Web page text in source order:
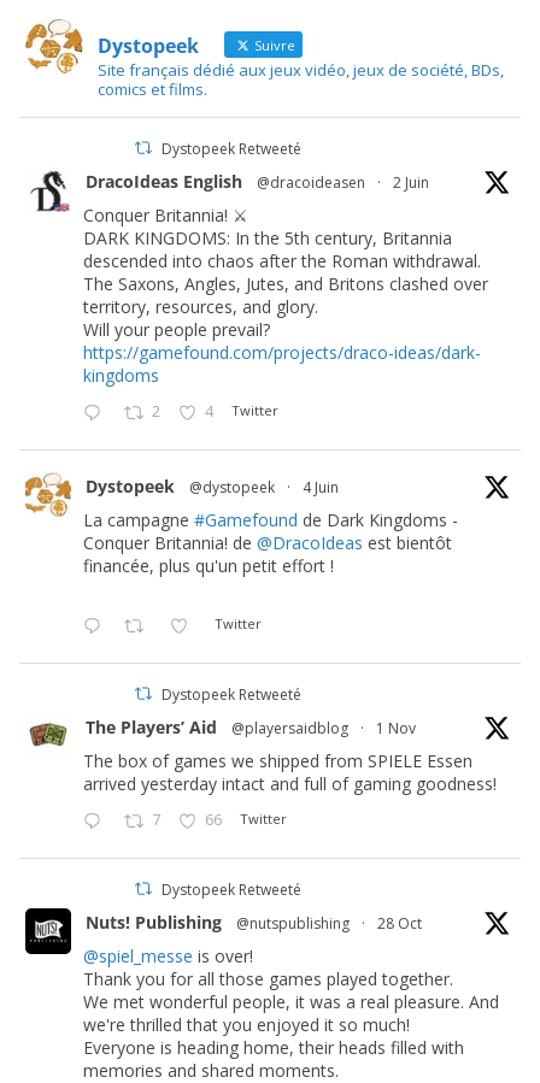
Dystopeek Suivre
Site français dédié aux jeux vidéo, jeux de société, BDs,
comics et films.
Dystopeek Retweeté
DracoIdeas English @dracoideasen · 2 Juin
Conquer Britannia! ⚔️
DARK KINGDOMS: In the 5th century, Britannia
descended into chaos after the Roman withdrawal.
The Saxons, Angles, Jutes, and Britons clashed over
territory, resources, and glory.
Will your people prevail?
https://gamefound.com/projects/draco-ideas/dark-
kingdoms
2 4 Twitter
Dystopeek @dystopeek · 4 Juin
La campagne #Gamefound de Dark Kingdoms -
Conquer Britannia! de @DracoIdeas est bientôt
financée, plus qu'un petit effort !
Twitter
Dystopeek Retweeté
The Players’ Aid @playersaidblog · 1 Nov
The box of games we shipped from SPIELE Essen
arrived yesterday intact and full of gaming goodness!
7 66 Twitter
Dystopeek Retweeté
Nuts! Publishing @nutspublishing · 28 Oct
@spiel_messe is over!
Thank you for all those games played together.
We met wonderful people, it was a real pleasure. And
we're thrilled that you enjoyed it so much!
Everyone is heading home, their heads filled with
memories and shared moments.